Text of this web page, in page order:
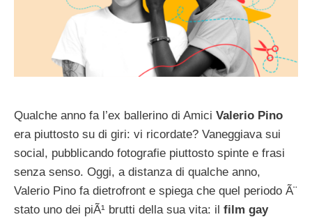
Qualche anno fa l’ex ballerino di Amici Valerio Pino
era piuttosto su di giri: vi ricordate? Vaneggiava sui
social, pubblicando fotografie piuttosto spinte e frasi
senza senso. Oggi, a distanza di qualche anno,
Valerio Pino fa dietrofront e spiega che quel periodo Ã¨
stato uno dei piÃ¹ brutti della sua vita: il film gay